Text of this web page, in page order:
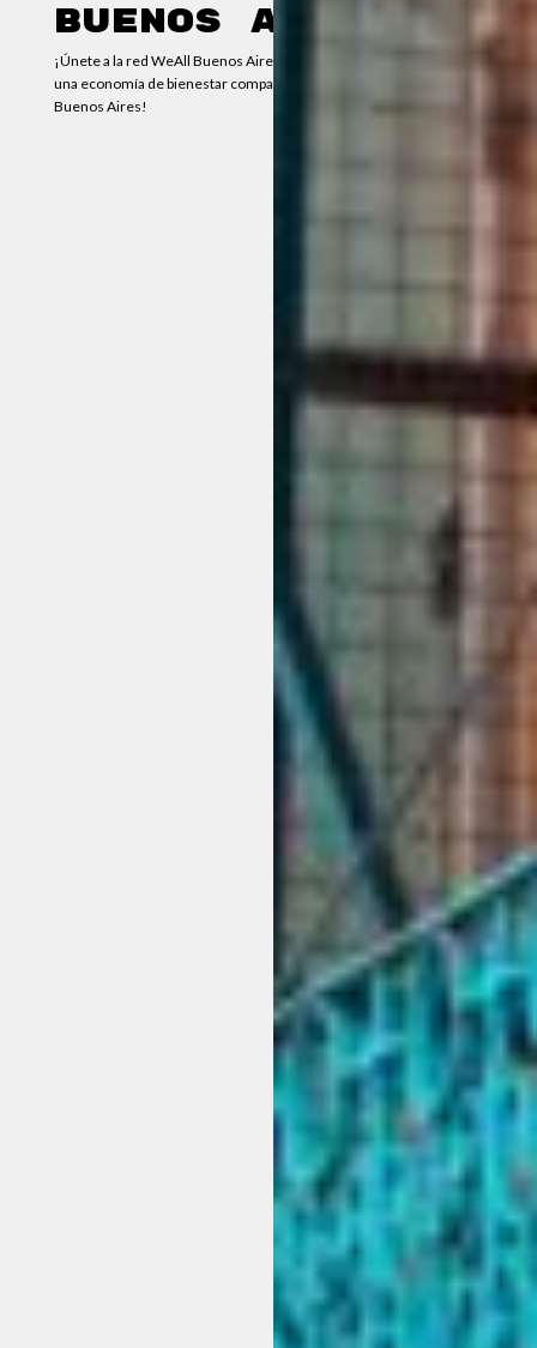
Buenos Aires
¡Únete a la red WeAll Buenos Aires y sé parte del cambio hacia
una economía de bienestar compartido en la ciudad y provincia de
Buenos Aires!